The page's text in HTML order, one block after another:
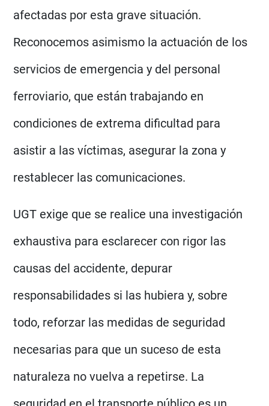
afectadas por esta grave situación.
Reconocemos asimismo la actuación de los
servicios de emergencia y del personal
ferroviario, que están trabajando en
condiciones de extrema dificultad para
asistir a las víctimas, asegurar la zona y
restablecer las comunicaciones.
UGT exige que se realice una investigación
exhaustiva para esclarecer con rigor las
causas del accidente, depurar
responsabilidades si las hubiera y, sobre
todo, reforzar las medidas de seguridad
necesarias para que un suceso de esta
naturaleza no vuelva a repetirse. La